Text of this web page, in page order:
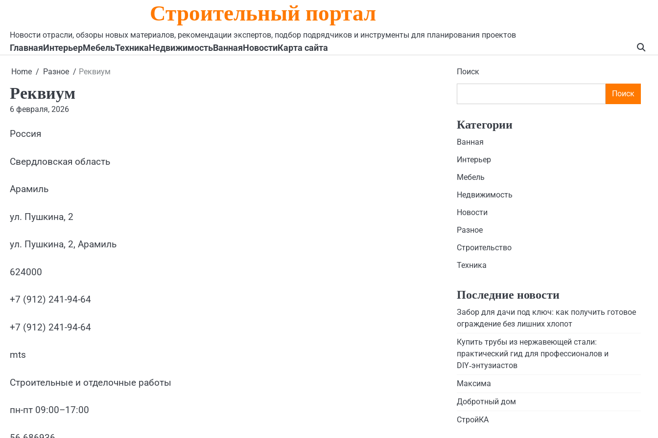
Строительный портал
Новости отрасли, обзоры новых материалов, рекомендации экспертов, подбор подрядчиков и инструменты для планирования проектов
ГлавнаяИнтерьерМебельТехникаНедвижимостьВаннаяНовостиКарта сайта
Home Разное Реквиум
Реквиум
6 февраля, 2026
Россия
Свердловская область
Арамиль
ул. Пушкина, 2
ул. Пушкина, 2, Арамиль
624000
+7 (912) 241-94-64
+7 (912) 241-94-64
mts
Строительные и отделочные работы
пн-пт 09:00–17:00
Поиск
Поиск
Категории
Ванная
Интерьер
Мебель
Недвижимость
Новости
Разное
Строительство
Техника
Последние новости
Забор для дачи под ключ: как получить готовое
ограждение без лишних хлопот
Купить трубы из нержавеющей стали:
практический гид для профессионалов и
DIY‑энтузиастов
Максима
Добротный дом
СтройКА